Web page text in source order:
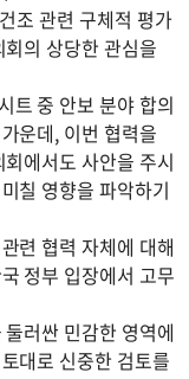
조 관련 구체적 평가
의 상당한 관심을
트 중 안보 분야 합의
운데, 이번 협력을
에서도 사안을 주시
칠 영향을 파악하기
련 협력 자체에 대해
정부 입장에서 고무
러싼 민감한 영역에
대로 신중한 검토를